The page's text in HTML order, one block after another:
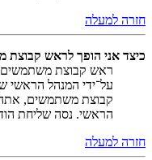
חזרה למעלה
כיצד אני הופך לראש קבוצת
ראש קבוצת משתמשים
על־ידי המנהל הראשי
קבוצת משתמשים,
הראשי. נסה שליחת
חזרה למעלה